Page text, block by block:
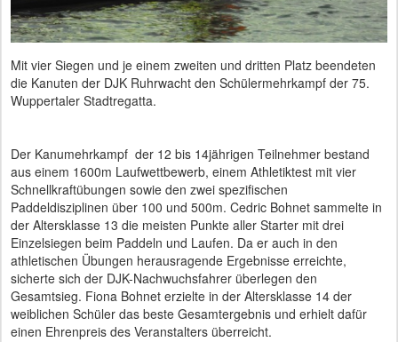
Mit vier Siegen und je einem zweiten und dritten Platz beendeten
die Kanuten der DJK Ruhrwacht den Schülermehrkampf der 75.
Wuppertaler Stadtregatta.
Der Kanumehrkampf der 12 bis 14jährigen Teilnehmer bestand
aus einem 1600m Laufwettbewerb, einem Athletiktest mit vier
Schnellkraftübungen sowie den zwei spezifischen
Paddeldisziplinen über 100 und 500m. Cedric Bohnet sammelte in
der Altersklasse 13 die meisten Punkte aller Starter mit drei
Einzelsiegen beim Paddeln und Laufen. Da er auch in den
athletischen Übungen herausragende Ergebnisse erreichte,
sicherte sich der DJK-Nachwuchsfahrer überlegen den
Gesamtsieg. Fiona Bohnet erzielte in der Altersklasse 14 der
weiblichen Schüler das beste Gesamtergebnis und erhielt dafür
einen Ehrenpreis des Veranstalters überreicht.